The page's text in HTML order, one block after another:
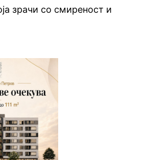
зрачи со смиреност и